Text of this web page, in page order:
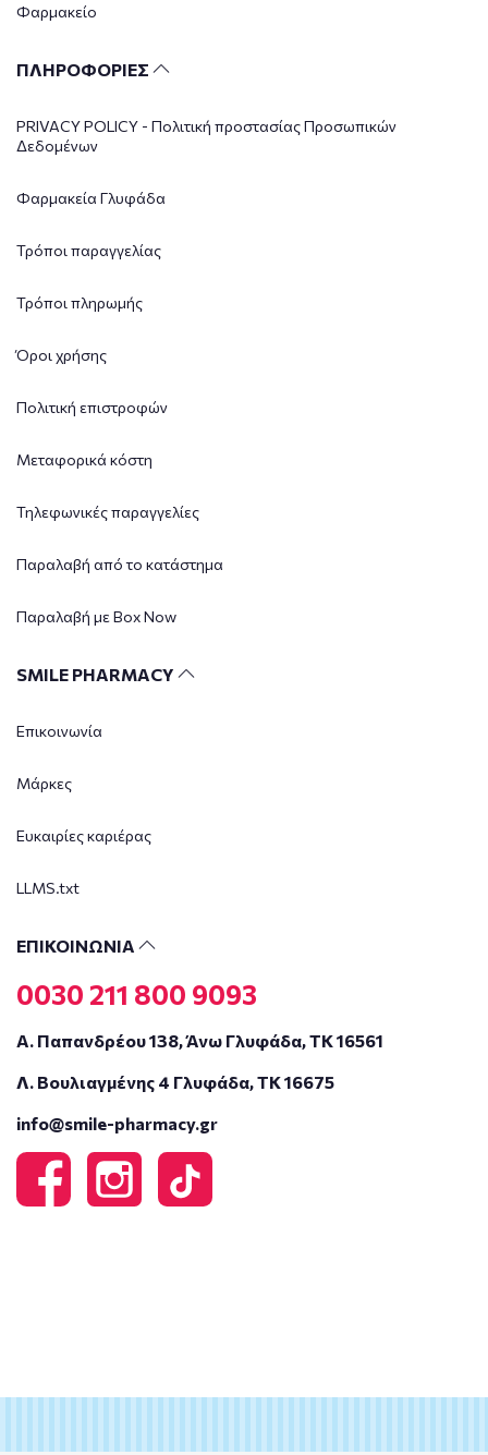
Φαρμακείο
ΠΛΗΡΟΦΟΡΙΕΣ
PRIVACY POLICY - Πολιτική προστασίας Προσωπικών
Δεδομένων
Φαρμακεία Γλυφάδα
Τρόποι παραγγελίας
Τρόποι πληρωμής
Όροι χρήσης
Πολιτική επιστροφών
Μεταφορικά κόστη
Τηλεφωνικές παραγγελίες
Παραλαβή από το κατάστημα
Παραλαβή με Box Now
SMILE PHARMACY
Επικοινωνία
Μάρκες
Ευκαιρίες καριέρας
LLMS.txt
ΕΠΙΚΟΙΝΩΝΙΑ
0030 211 800 9093
Α. Παπανδρέου 138, Άνω Γλυφάδα, ΤΚ 16561
Λ. Βουλιαγμένης 4 Γλυφάδα, ΤΚ 16675
info@smile-pharmacy.gr